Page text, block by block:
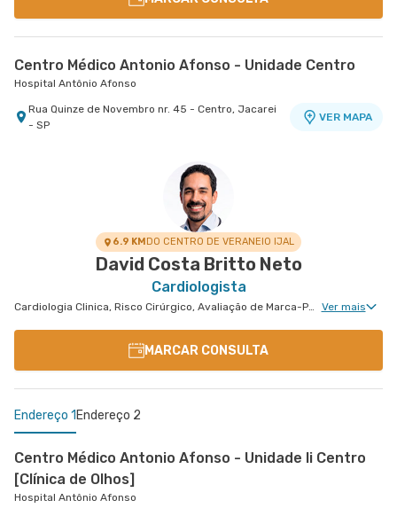
Centro Médico Antonio Afonso - Unidade Centro
Hospital Antônio Afonso
Rua Quinze de Novembro nr. 45 - Centro, Jacarei
- SP
VER MAPA
6.9 KMDO CENTRO DE VERANEIO IJAL
David Costa Britto Neto
Cardiologista
Cardiologia Clinica, Risco Cirúrgico, Avaliação de Marca-Passo, Desfibrilador e Ressincronizador, Arritmologia Ver mais
MARCAR CONSULTA
Endereço 1 Endereço 2
Centro Médico Antonio Afonso - Unidade Ii Centro
[Clínica de Olhos]
Hospital Antônio Afonso